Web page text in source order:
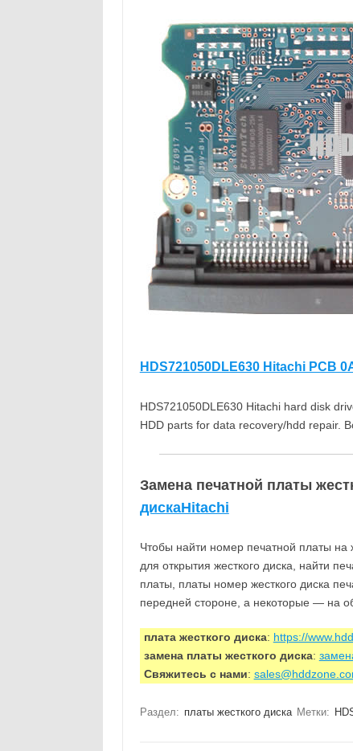
HDS721050DLE630 Hitachi PCB
HDS721050DLE630 Hitachi hard disk
HDD parts for data recovery/hdd repair.
Замена печатной платы
дискаHitachi
Чтобы найти номер печатной платы на
для открытия жесткого диска, найти
платы, платы номер жесткого диска
передней стороне, а некоторые — на
плата жесткого диска: https://
замена платы жесткого диска:
Свяжитесь с нами:
Раздел: платы жесткого диска Метки: